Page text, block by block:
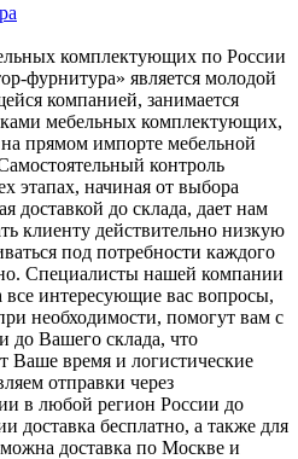
комплектующих по России
фурнитура» является молодой
компанией, занимается
мебельных комплектующих,
прямом импорте мебельной
контроль
этапах, начиная от выбора
доставкой до склада, дает нам
клиенту действительно низкую
под потребности каждого
Специалисты нашей компании
все интересующие вас вопросы,
необходимости, помогут вам с
до Вашего склада, что
Ваше время и логистические
отправки через
в любой регион России до
доставка бесплатно, а также для
доставка по Москве и